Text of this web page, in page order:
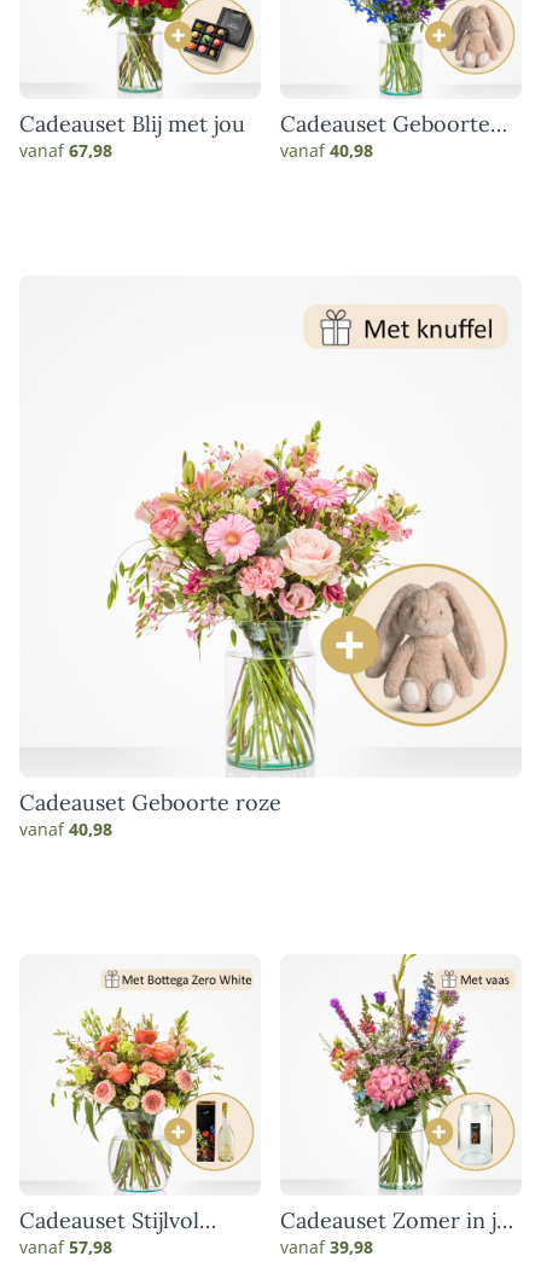
Cadeauset Blij met jou
vanaf67,98
Cadeauset Geboorte
blauw
vanaf40,98
Cadeauset Geboorte roze
vanaf40,98
Cadeauset Stijlvol
genieten
vanaf57,98
Cadeauset Zomer in je
vaas
vanaf39,98